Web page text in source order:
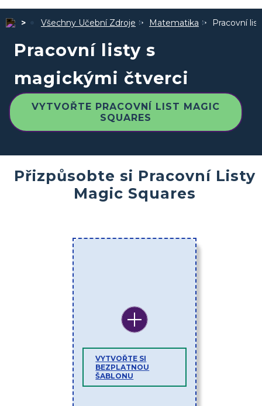
Všechny Učební Zdroje Matematika Pracovní
Pracovní listy s
magickými čtverci
VYTVOŘTE PRACOVNÍ LIST MAGIC
SQUARES
Přizpůsobte si Pracovní Listy
Magic Squares
VYTVOŘTE SI
BEZPLATNOU
ŠABLONU